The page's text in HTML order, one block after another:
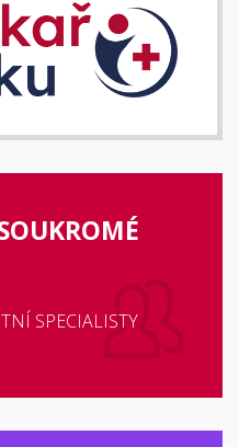
SPECIALISTY